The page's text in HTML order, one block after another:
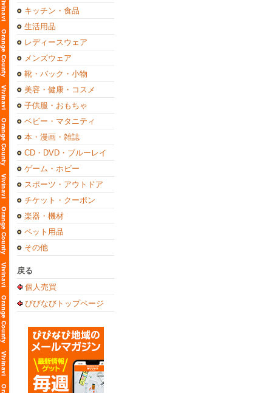
キッチン・食品
生活用品
レディースウェア
メンズウェア
靴・バック・小物
美容・健康・コスメ
子供服・おもちゃ
ベビー・マタニティ
本・漫画・雑誌
CD・DVD・ブルーレイ
ゲーム・ホビー
スポーツ・アウトドア
チケット・クーポン
楽器・機材
ペット用品
その他
戻る
個人売買
びびなびトップページ